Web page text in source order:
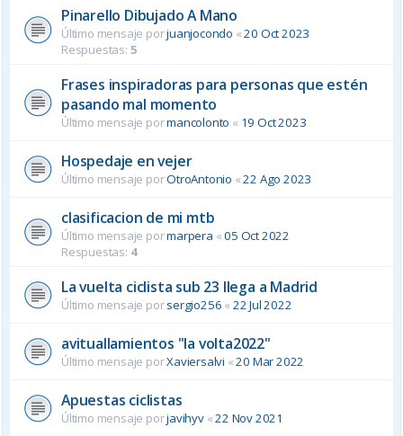
Pinarello Dibujado A Mano
Último mensaje porjuanjocondo «20 Oct 2023
Respuestas: 5
Frases inspiradoras para personas que estén
pasando mal momento
Último mensaje pormancolonto « 19 Oct 2023
Hospedaje en vejer
Último mensaje porOtroAntonio «22 Ago 2023
clasificacion de mi mtb
Último mensaje pormarpera «05 Oct 2022
Respuestas: 4
La vuelta ciclista sub 23 llega a Madrid
Último mensaje porsergio256 « 22 Jul 2022
avituallamientos "la volta2022"
Último mensaje porXaviersalvi «20 Mar 2022
Apuestas ciclistas
Último mensaje porjavihyv«22 Nov 2021